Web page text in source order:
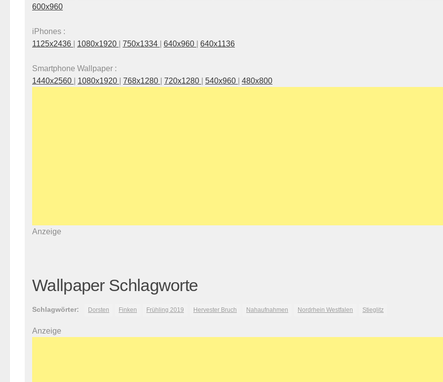
600x960
iPhones :
1125x2436
1080x1920 750x1334 640x960 640x1136
Smartphone Wallpaper :
1440x2560
1080x1920 768x1280 720x1280 540x960 480x800
Anzeige
Wallpaper Schlagworte
Schlagwörter: Dorsten Finken Frühling 2019 Hervester Bruch Nahaufnahmen Nordrhein Westfalen Stieglitz
Anzeige